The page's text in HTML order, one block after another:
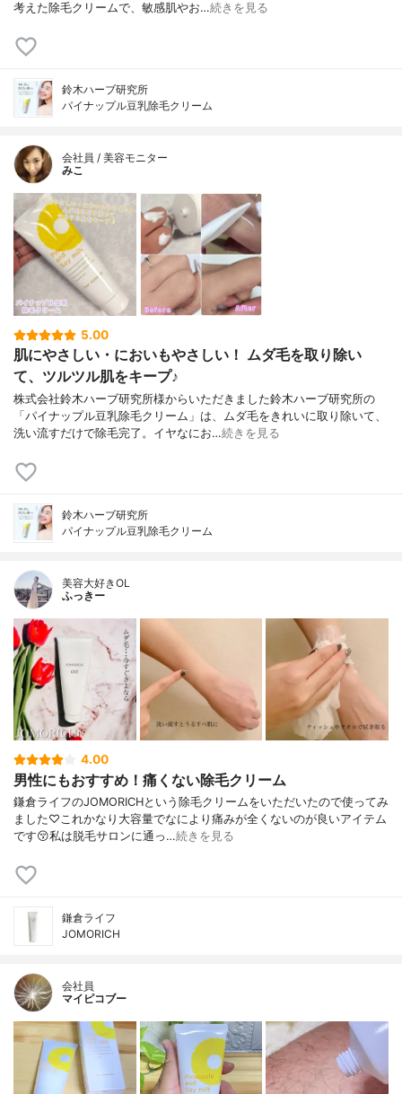
考えた除毛クリームで、敏感肌やお…続きを見る
鈴木ハーブ研究所
パイナップル豆乳除毛クリーム
会社員 / 美容モニター
みこ
5.00
肌にやさしい・においもやさしい！ ムダ毛を取り除い
て、ツルツル肌をキープ♪
株式会社鈴木ハーブ研究所様からいただきました鈴木ハーブ研究所の
「パイナップル豆乳除毛クリーム」は、ムダ毛をきれいに取り除いて、
洗い流すだけで除毛完了。イヤなにお…続きを見る
鈴木ハーブ研究所
パイナップル豆乳除毛クリーム
美容大好きOL
ふっきー
4.00
男性にもおすすめ！痛くない除毛クリーム
鎌倉ライフのJOMORICHという除毛クリームをいただいたので使ってみ
ました♡これかなり大容量でなにより痛みが全くないのが良いアイテム
です😚私は脱毛サロンに通っ…続きを見る
鎌倉ライフ
JOMORICH
会社員
マイピコブー